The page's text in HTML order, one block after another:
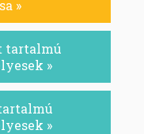
»
tartalmú
»
»